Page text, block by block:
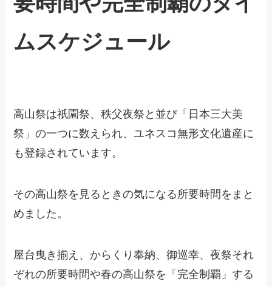
ムスケジュール
高山祭は祇園祭、秩父夜祭と並び「日本三大美
祭」の一つに数えられ、ユネスコ無形文化遺産に
も登録されています。
その高山祭を見るときの気になる所要時間をまと
めました。
屋台曳き揃え、からくり奉納、御巡幸、夜祭それ
ぞれの所要時間や春の高山祭を「完全制覇」する